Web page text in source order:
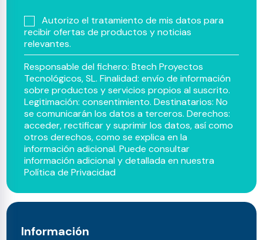
Autorizo el tratamiento de mis datos para
recibir ofertas de productos y noticias
relevantes.
Responsable del fichero: Btech Proyectos
Tecnológicos, SL. Finalidad: envío de información
sobre productos y servicios propios al suscrito.
Legitimación: consentimiento. Destinatarios: No
se comunicarán los datos a terceros. Derechos:
acceder, rectificar y suprimir los datos, así como
otros derechos, como se explica en la
información adicional. Puede consultar
información adicional y detallada en nuestra
Política de Privacidad
Información